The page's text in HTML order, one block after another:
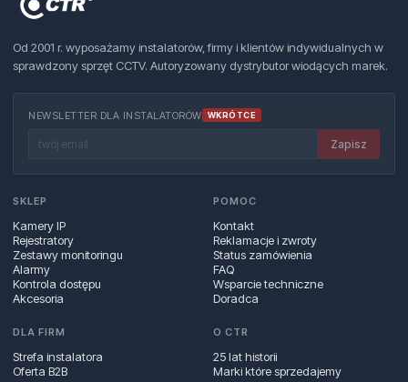
Od 2001 r. wyposażamy instalatorów, firmy i klientów indywidualnych w
sprawdzony sprzęt CCTV. Autoryzowany dystrybutor wiodących marek.
NEWSLETTER DLA INSTALATORÓW WKRÓTCE
Zapisz
SKLEP
Kamery IP
Rejestratory
Zestawy monitoringu
Alarmy
Kontrola dostępu
Akcesoria
POMOC
Kontakt
Reklamacje i zwroty
Status zamówienia
FAQ
Wsparcie techniczne
Doradca
DLA FIRM
Strefa instalatora
Oferta B2B
O CTR
25 lat historii
Marki które sprzedajemy